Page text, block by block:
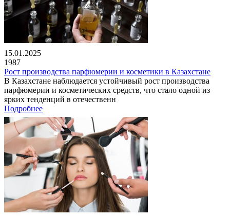
15.01.2025
1987
Рост производства парфюмерии и косметики в Казахстане
В Казахстане наблюдается устойчивый рост производства
парфюмерии и косметических средств, что стало одной из
ярких тенденций в отечественн
Подробнее